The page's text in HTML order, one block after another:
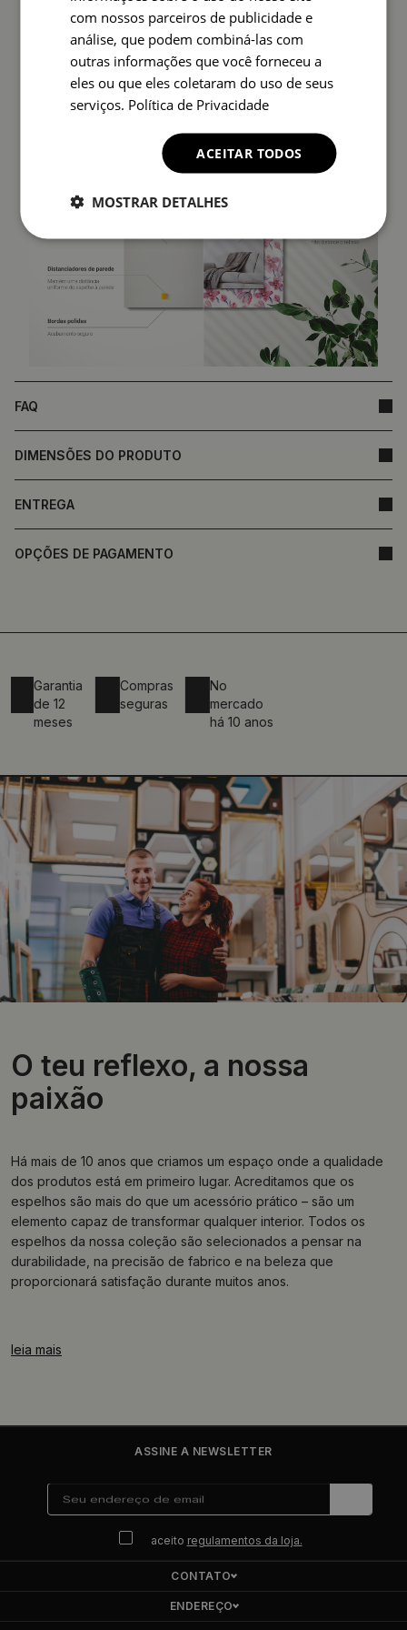
A parte de trás do espelho (película de proteção) pode
diferir em cor da apresentada na oferta.Tal facto não
afecta a qualidade do produto nem constitui
fundamento para reclamação.
FAQ
DIMENSÕES DO PRODUTO
ENTREGA
OPÇÕES DE PAGAMENTO
Garantia
de 12
meses
Compras
seguras
mercado
há 10 anos
O teu reflexo, a nossa
paixão
Há mais de 10 anos que criamos um espaço onde a qualidade
dos produtos está em primeiro lugar. Acreditamos que os
espelhos são mais do que um acessório prático – são um
elemento capaz de transformar qualquer interior. Todos os
espelhos da nossa coleção são selecionados a pensar na
durabilidade, na precisão de fabrico e na beleza que
proporcionará satisfação durante muitos anos.
leia mais
ASSINE A NEWSLETTER
aceito regulamentos da loja.
CONTATO
ENDEREÇO
com nossos parceiros de publicidade e
análise, que podem combiná-las com
outras informações que você forneceu a
eles ou que eles coletaram do uso de seus
serviços. Política de Privacidade
ACEITAR TODOS
MOSTRAR DETALHES